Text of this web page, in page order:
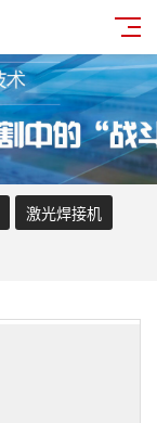
激光焊接机